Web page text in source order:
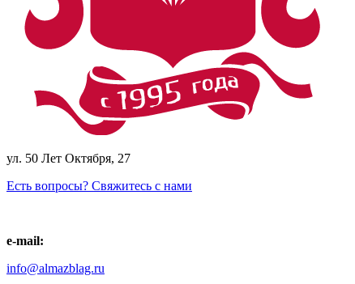
ул. 50 Лет Октября, 27
Есть вопросы? Свяжитесь с нами
e-mail:
info@almazblag.ru